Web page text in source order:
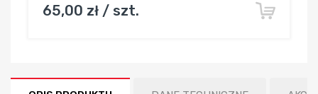
65,00 zł / szt.